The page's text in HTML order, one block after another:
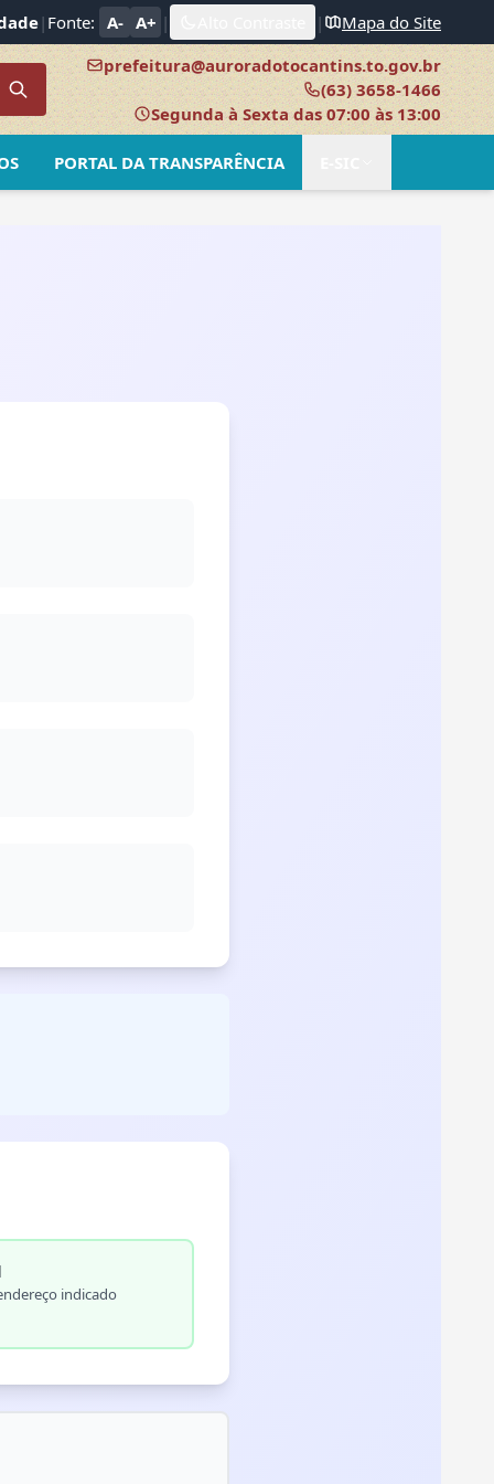
| Fonte: A- A+ | |
Mapa do Site
prefeitura@auroradotocantins.to.gov.br
(63) 3658-1466
Segunda à Sexta das 07:00 às 13:00
PORTAL DA TRANSPARÊNCIA
indicado